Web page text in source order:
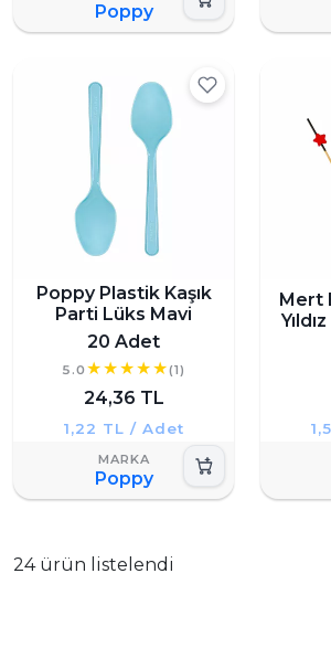
Poppy
Poppy Plastik Kaşık
Parti Lüks Mavi
20 Adet
5.0 (1)
24,36 TL
1,22 TL / Adet
Poppy
Mert
24 ürün listelendi